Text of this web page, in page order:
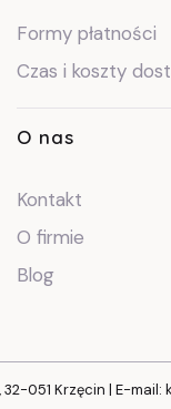
Formy płatności
Czas i koszty
O nas
Kontakt
O firmie
Blog
051 Krzęcin | E-mail: